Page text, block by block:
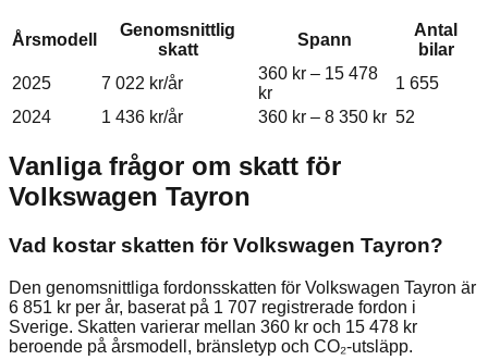
Årsmodell
Genomsnittlig
skatt
Spann
Antal
bilar
2025
7 022 kr/år
360 kr – 15 478
kr
1 655
2024
1 436 kr/år 360 kr – 8 350 kr 52
Vanliga frågor om skatt för
Volkswagen Tayron
Vad kostar skatten för Volkswagen Tayron?
Den genomsnittliga fordonsskatten för Volkswagen Tayron är
6 851 kr per år, baserat på 1 707 registrerade fordon i
Sverige. Skatten varierar mellan 360 kr och 15 478 kr
beroende på årsmodell, bränsletyp och CO₂-utsläpp.